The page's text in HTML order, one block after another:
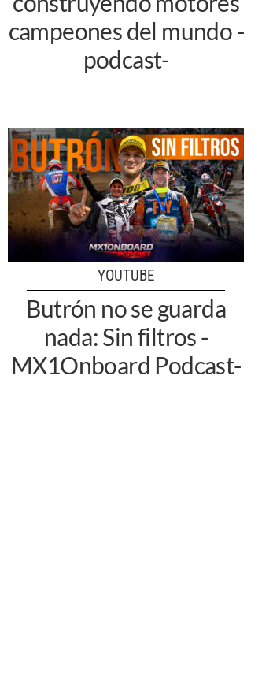
campeones del mundo -
podcast-
YOUTUBE
Butrón no se guarda
nada: Sin filtros -
MX1Onboard Podcast-